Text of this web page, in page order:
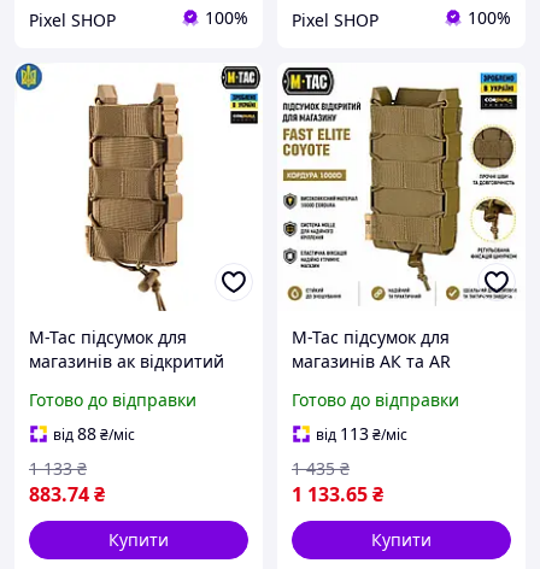
Pixel SHOP 100% Pixel SHOP 100%
M-Tac підсумок для
магазинів ак відкритий
Підсумок штурмовий для
магазину на плитоноску
Готово до відправки
від88₴/міс
883.74₴
1 133 ₴
Купити
M-Tac підсумок для
магазинів АК та AR
Coyote, Підсумок
штурмовий для магазину
на плитоноску койот
Готово до відправки
від 113₴/міс
1 133.65₴
1 435 ₴
Купити